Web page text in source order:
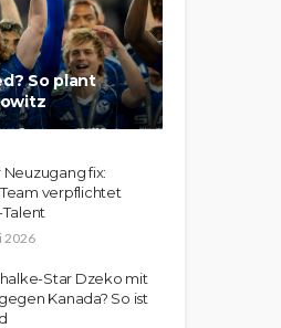
So plant
fix:
verpflichtet
2026
Star Dzeko mit
Kanada? So ist